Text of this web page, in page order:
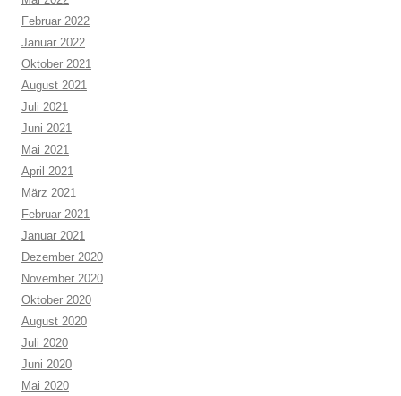
Februar 2022
Januar 2022
Oktober 2021
August 2021
Juli 2021
Juni 2021
Mai 2021
April 2021
März 2021
Februar 2021
Januar 2021
Dezember 2020
November 2020
Oktober 2020
August 2020
Juli 2020
Juni 2020
Mai 2020